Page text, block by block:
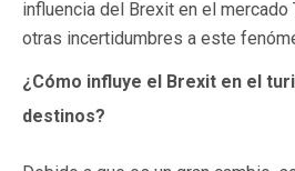
influencia del Brexit en el
otras incertidumbres a este
¿Cómo influye el Brexit en el
destinos?